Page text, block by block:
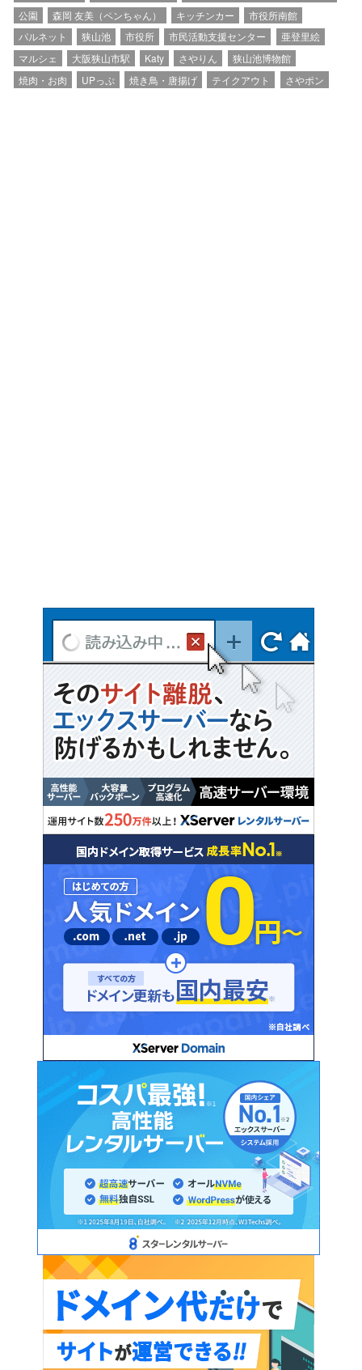
公園
森岡 友美（ペンちゃん） キッチンカー
市役所南館
パルネット
狭山池 市役所 市民活動支援センター
亜登里絵
マルシェ
大阪狭山市駅 Katy さやりん
狭山池博物館
焼肉・お肉
UPっぷ 焼き鳥・唐揚げ テイクアウト さやポン